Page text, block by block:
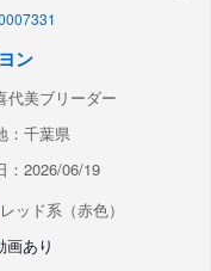
ン
代美ブリーダー
：千葉県
：2026/06/19
レッド系（赤色）
画あり